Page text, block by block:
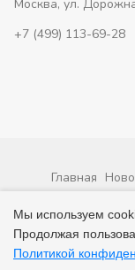
Москва, ул.
+7 (499) 113-69-28
Главная
© 2026
Мы используем
Продолжая
Политикой